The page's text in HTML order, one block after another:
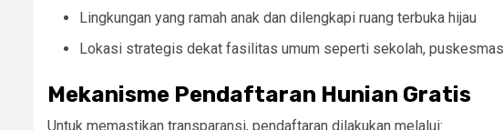
Lingkungan yang ramah anak dan dilengkapi ruang terbuka hijau
Lokasi strategis dekat fasilitas umum seperti sekolah,
Mekanisme Pendaftaran Hunian Gratis
Untuk memastikan transparansi, pendaftaran dilakukan melalui: